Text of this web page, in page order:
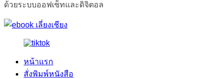
ด้วยระบบออฟเซ็ทและดิจิตอล
หน้าแรก
สั่งพิมพ์หนังสือ